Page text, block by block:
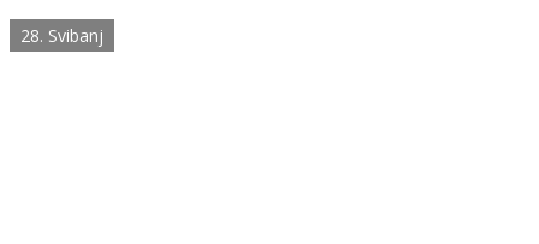
28. Svibanj